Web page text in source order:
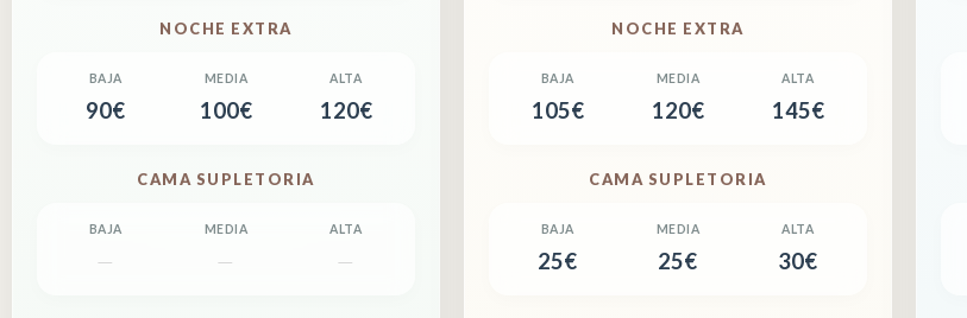
NOCHE EXTRA
90€ 100€ 120€
CAMA SUPLETORIA
— — —
NOCHE EXTRA
105€ 120€ 145€
CAMA SUPLETORIA
25€ 25€ 30€